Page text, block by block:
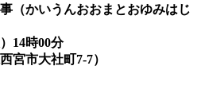
（かいうんおおまとおゆみはじ
14時00分
宮市大社町7-7）